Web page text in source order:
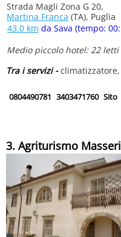
Strada Magli Zona G 20,
Martina Franca (TA), Puglia
43.0 km da Sava (tempo:
Medio piccolo hotel: 22 letti
Tra i servizi -
0804490781 3403471760 Sito
3. Agriturismo